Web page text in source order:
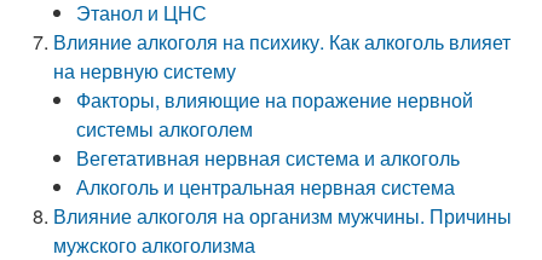
Этанол и ЦНС
Влияние алкоголя на психику. Как алкоголь влияет
на нервную систему
Факторы, влияющие на поражение нервной
системы алкоголем
Вегетативная нервная система и алкоголь
Алкоголь и центральная нервная система
Влияние алкоголя на организм мужчины. Причины
мужского алкоголизма